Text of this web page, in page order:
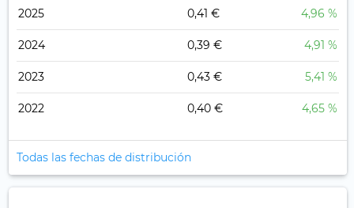
2025 0,41 € 4,96 %
2024 0,39 € 4,91 %
2023 0,43 € 5,41 %
2022 0,40 € 4,65 %
Todas las fechas de distribución